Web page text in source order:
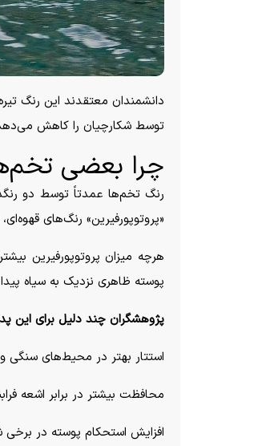
دانشمندان معتقدند این رنگ
توسط شکارچیان را کاهش
چرا بعضی
رنگ تخم‌ها عمدتاً توسط دو
«پروتوپورفیرین» رنگ‌های
هرچه میزان پروتوپورفیرین
پوسته ظاهری نزدیک به سیاه
پژوهشگران چند دلیل برای این
استتار بهتر در محیط‌های سنگی
محافظت بیشتر در برابر اشعه
افزایش استحکام پوسته در برخی